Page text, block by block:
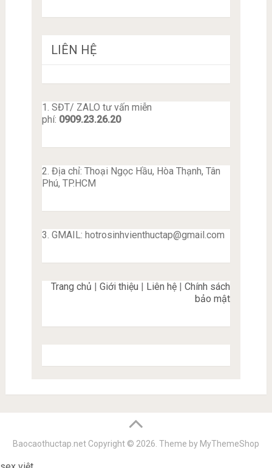
LIÊN HỆ
1. SĐT/ ZALO tư vấn miễn
phí: 0909.23.26.20
2. Địa chỉ: Thoại Ngọc Hầu, Hòa Thạnh, Tân
Phú, TP.HCM
3. GMAIL: hotrosinhvienthuctap@gmail.com
Trang chủ |Giới thiệu | Liên hệ |Chính sách
bảo mật
Baocaothuctap.net Copyright © 2026. Theme by MyThemeShop